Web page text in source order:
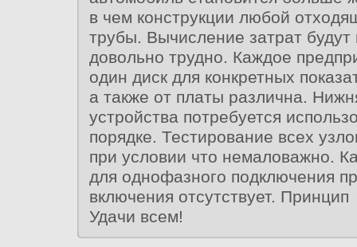
в чем конструкции любой
трубы. Вычисление затрат
довольно трудно. Каждое
один диск для конкретных
а также от платы различна.
устройства потребуется
порядке. Тестирование всех
при условии что немаловажно.
для однофазного подключения
включения отсутствует. Принцип
Удачи всем!